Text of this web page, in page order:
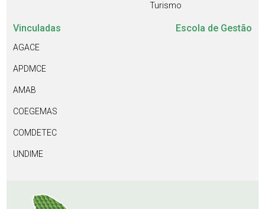
Turismo
Vinculadas
AGACE
APDMCE
AMAB
COEGEMAS
COMDETEC
UNDIME
Escola de Gestão